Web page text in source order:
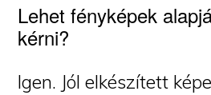
Lehet fényképek
kérni?
Igen. Jól elkészített